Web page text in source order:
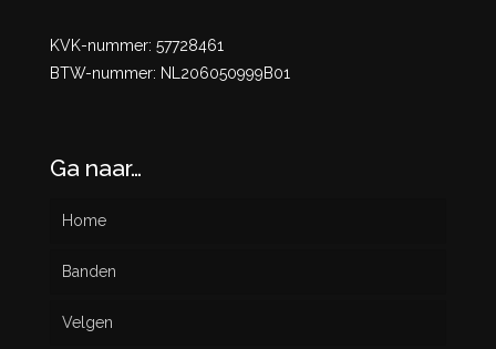
KVK-nummer: 57728461
BTW-nummer: NL206050999B01
Ga naar…
Home
Banden
Nieuw
Velgen